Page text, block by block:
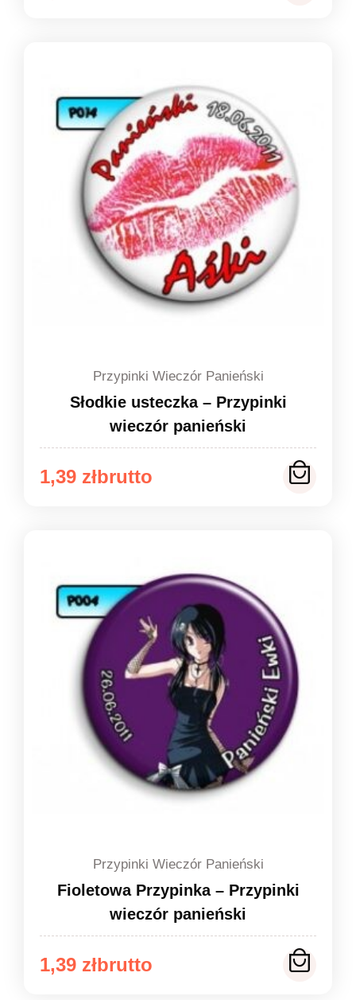
do
1,49 zł
Przypinki Wieczór Panieński
Słodkie usteczka – Przypinki
wieczór panieński
1,39 zł
Zakres
do
1,49 zł
Przypinki Wieczór Panieński
Fioletowa Przypinka – Przypinki
wieczór panieński
1,39 zł
Zakres